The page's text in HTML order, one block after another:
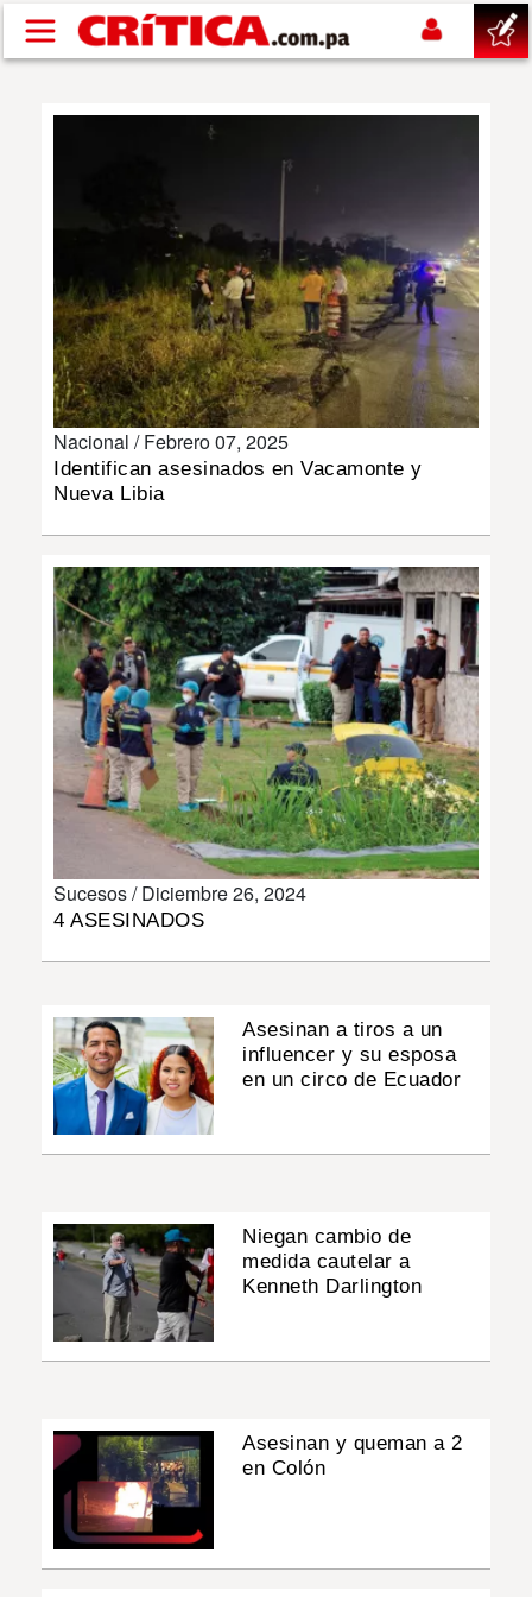
Pasar al contenido principal
POLÍTICA
SHOW
DEPORTES
INSÓLITAS
MULTIMEDIA
IMPRESO
Nacional /Febrero 07, 2025
Identifican asesinados en Vacamonte y
Nueva Libia
Sucesos /Diciembre 26, 2024
4 ASESINADOS
Asesinan a tiros a un
influencer y su esposa
en un circo de Ecuador
Niegan cambio de
medida cautelar a
Kenneth Darlington
Asesinan y queman a 2
en Colón